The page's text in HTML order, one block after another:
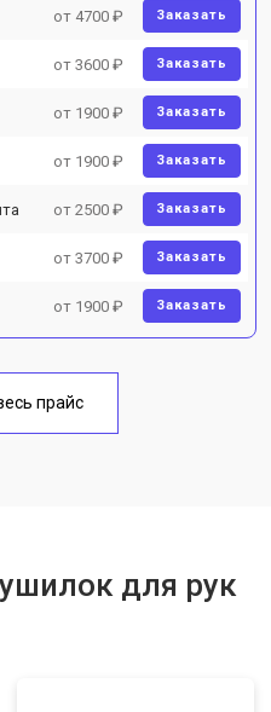
от 4700 ₽ Заказать
от 3600 ₽ Заказать
от 1900 ₽ Заказать
от 1900 ₽ Заказать
от 2500 ₽ Заказать
от 3700 ₽ Заказать
от 1900 ₽ Заказать
прайс
для рук